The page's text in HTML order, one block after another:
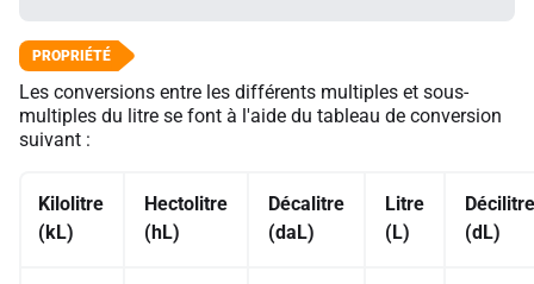
Les conversions entre les différents multiples et sous-
multiples du litre se font à l'aide du tableau de conversion
suivant :
Kilolitre
(kL)
Hectolitre
(hL)
Décalitre
(daL)
Litre
(L)
Décilitre
(dL)